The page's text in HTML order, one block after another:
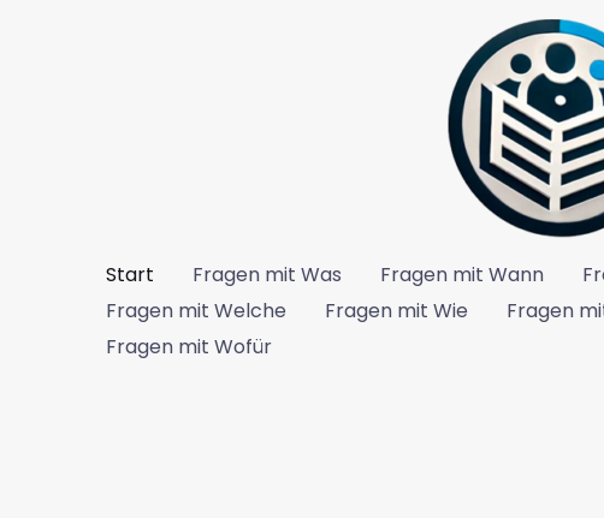
Start Fragen mit Was Fragen mit Wann
Fragen mit Welche
Fragen mit Wie Fragen
Fragen mit Wofür